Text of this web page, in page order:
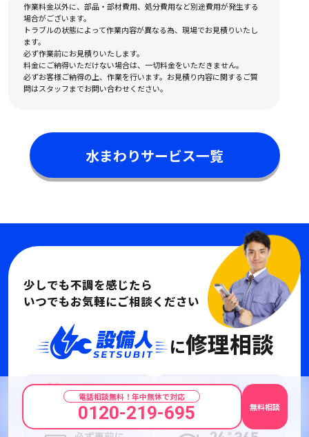
作業料金以外に、部品・部材費用、処分費用など別途費用が発生する
場合がございます。
トラブルの状態によって作業内容が異なる為、現場でお見積りいたし
ます。
必ず作業前にお見積りいたします。
料金にご納得いただけない場合は、一切料金をいただきません。
必ずお客様ご納得の上、作業を行います。お見積り内容に関するご質
問はスタッフまでお問い合わせください。
水まわりサービス一覧
少しでも不調を感じたら
いつでもお気軽にご相談ください
に修理相談
電話相談無料！年中無休で対応
0120-219-695 無料相談